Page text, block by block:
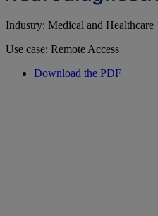
Industry: Medical and Healthcare
Use case: Remote Access
Download the PDF